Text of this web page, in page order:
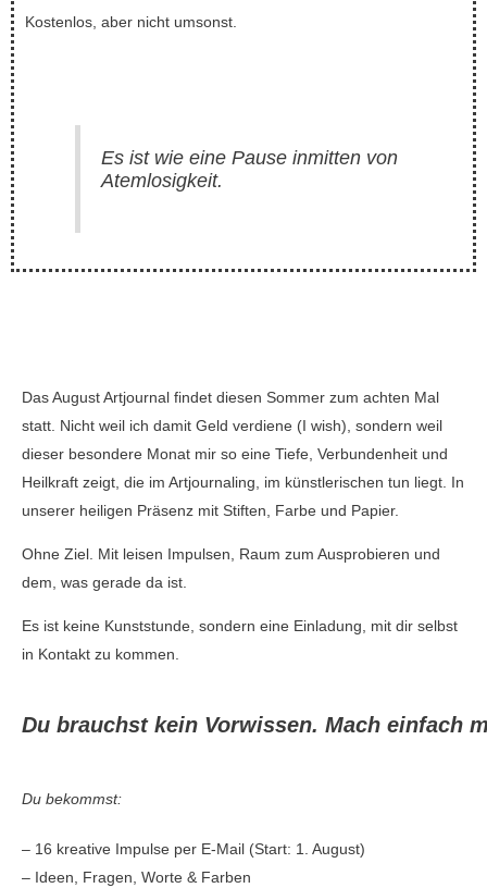
Kostenlos, aber nicht umsonst.
Es ist wie eine Pause inmitten von
Atemlosigkeit.
Das August Artjournal findet diesen Sommer zum achten Mal
statt. Nicht weil ich damit Geld verdiene (I wish), sondern weil
dieser besondere Monat mir so eine Tiefe, Verbundenheit und
Heilkraft zeigt, die im Artjournaling, im künstlerischen tun liegt. In
unserer heiligen Präsenz mit Stiften, Farbe und Papier.
Ohne Ziel. Mit leisen Impulsen, Raum zum Ausprobieren und
dem, was gerade da ist.
Es ist keine Kunststunde, sondern eine Einladung, mit dir selbst
in Kontakt zu kommen.
Du brauchst kein Vorwissen. Mach einfach
Du bekommst:
– 16 kreative Impulse per E-Mail (Start: 1. August)
– Ideen, Fragen, Worte & Farben